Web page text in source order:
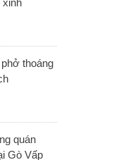
xinh
thoáng
quán
Gò Vấp